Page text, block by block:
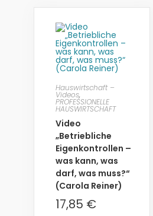
Hauswirtschaft –
Videos,
PROFESSIONELLE
HAUSWIRTSCHAFT
Video
„Betriebliche
Eigenkontrollen –
was kann, was
darf, was muss?“
(Carola Reiner)
17,85 €